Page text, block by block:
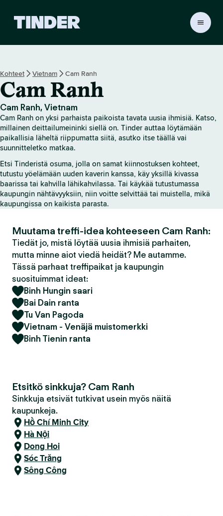
r
n
l
o
i
s
s
i
v
u
Kohteet Vietnam Cam Ranh
Cam Ranh
Cam Ranh, Vietnam
Cam Ranh on yksi parhaista paikoista tavata uusia ihmisiä. Katso,
millainen deittailumeininki siellä on. Tinder auttaa löytämään
paikallisia läheltä riippumatta siitä, asutko itse täällä vai
suunnitteletko matkaa.
Etsi Tinderistä osuma, jolla on samat kiinnostuksen kohteet,
tutustu yöelämään uuden kaverin kanssa, käy yksillä kivassa
baarissa tai kahvilla lähikahvilassa. Tai käykää tutustumassa
kaupungin nähtävyyksiin, niin voitte selvittää tai muistella, mikä
kaupungissa on kaikista parasta.
Muutama treffi-idea kohteeseen Cam Ranh:
Tiedät jo, mistä löytää uusia ihmisiä parhaiten,
mutta minne aiot viedä heidät? Me autamme.
Tässä parhaat treffipaikat ja kaupungin
suosituimmat ideat:
Binh Hungin saari
Bai Dain ranta
Tu Van Pagoda
Vietnam - Venäjä muistomerkki
Binh Tienin ranta
Etsitkö sinkkuja? Cam Ranh
Sinkkuja etsivät tutkivat usein myös näitä
kaupunkeja.
Hồ Chí Minh City
Hà Nội
Dong Hoi
Sóc Trăng
Sông Công